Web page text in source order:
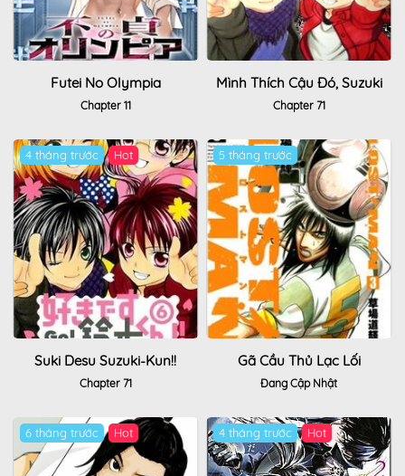
Futei No Olympia
Chapter 11
Mình Thích Cậu Đó, Suzuki
Chapter 71
4 tháng trước Hot
Suki Desu Suzuki-Kun!!
Chapter 71
5 tháng trước
Gã Cầu Thủ Lạc Lối
Đang Cập Nhật
6 tháng trước Hot 4 tháng trước Hot